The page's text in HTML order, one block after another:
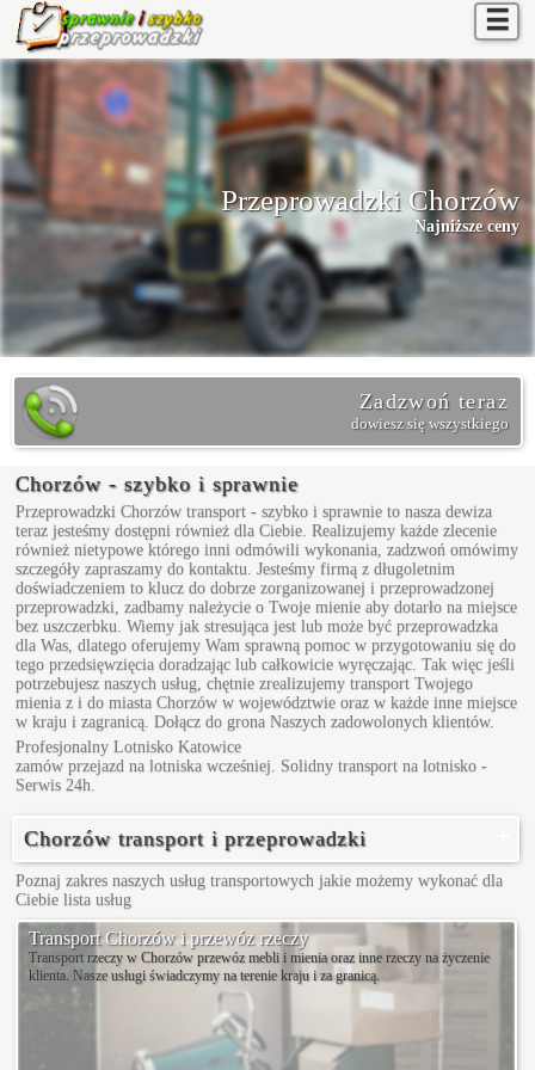
☰
Przeprowadzki Chorzów
Najniższe ceny
Zadzwoń teraz
dowiesz się wszystkiego
Chorzów - szybko i sprawnie
Przeprowadzki Chorzówtransport - szybko i sprawnie to nasza dewiza
teraz jesteśmy dostępni również dla Ciebie. Realizujemy każde zlecenie
również nietypowe którego inni odmówili wykonania, zadzwoń omówimy
szczegóły zapraszamy do kontaktu. Jesteśmy firmą z długoletnim
doświadczeniem to klucz do dobrze zorganizowanej i przeprowadzonej
przeprowadzki, zadbamy należycie o Twoje mienie aby dotarło na miejsce
bez uszczerbku. Wiemy jak stresująca jest lub może być przeprowadzka
dla Was, dlatego oferujemy Wam sprawną pomoc w przygotowaniu się do
tego przedsięwzięcia doradzając lub całkowicie wyręczając. Tak więc jeśli
potrzebujesz naszych usług, chętnie zrealizujemy transport Twojego
mienia z i do miasta Chorzów w województwie oraz w każde inne miejsce
w kraju i zagranicą. Dołącz do grona Naszych zadowolonych klientów.
Profesjonalny Lotnisko Katowice
zamów przejazd na lotniska wcześniej. Solidny transport na lotnisko -
Serwis 24h.
Chorzów transport i przeprowadzki
Poznaj zakres naszych usług transportowych jakie możemy wykonać dla
Ciebie lista usług
Transport Chorzów i przewóz rzeczy
Transport rzeczy w Chorzów przewóz mebli i mienia oraz inne rzeczy na życzenie
klienta. Nasze usługi świadczymy na terenie kraju i za granicą.